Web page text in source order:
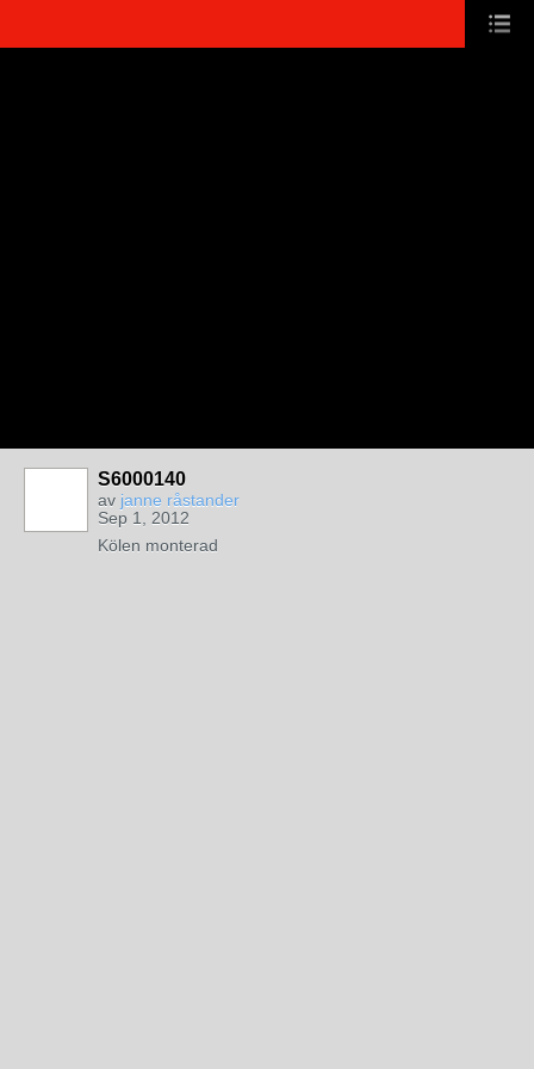
S6000140
av janne råstander
Sep 1, 2012
Kölen monterad